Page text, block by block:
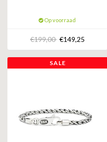
Op voorraad
€199,00 €149,25
SALE